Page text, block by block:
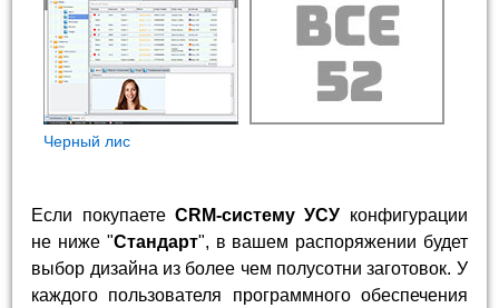
Черный лис
Если покупаете CRM-систему УСУ конфигурации
не ниже "Стандарт", в вашем распоряжении будет
выбор дизайна из более чем полусотни заготовок. У
каждого пользователя программного обеспечения